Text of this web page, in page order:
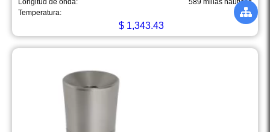
Longitud de onda:
589 millas náuticas
Temperatura:
20ºC
$1,343.43